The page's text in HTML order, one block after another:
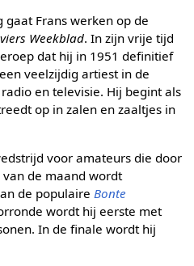
gaat Frans werken op de
Weekblad. In zijn vrije tijd
dat hij in 1951 definitief
veelzijdig artiest in de
en televisie. Hij begint als
op in zalen en zaaltjes in
voor amateurs die door
van de maand wordt
de populaire Bonte
wordt hij eerste met
In de finale wordt hij